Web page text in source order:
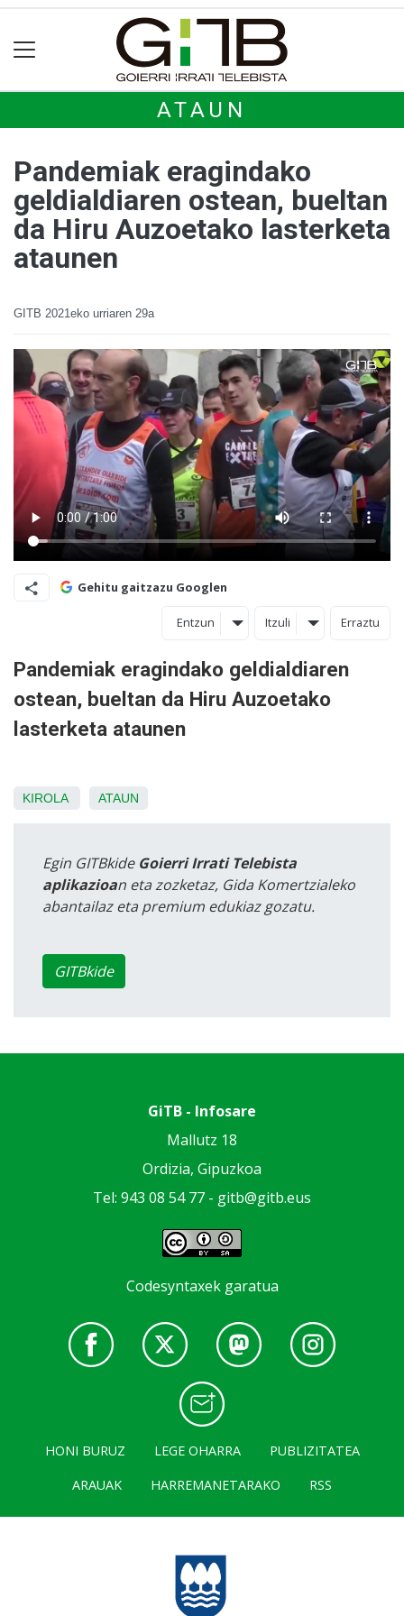
ATAUN
Pandemiak eragindako
geldialdiaren ostean, bueltan
da Hiru Auzoetako lasterketa
ataunen
GITB 2021eko urriaren 29a
Gehitu gaitzazu Googlen
Entzun Itzuli Erraztu
Pandemiak eragindako geldialdiaren
ostean, bueltan da Hiru Auzoetako
lasterketa ataunen
KIROLA ATAUN
Egin GITBkide Goierri Irrati Telebista
aplikazioan eta zozketaz, Gida Komertzialeko
abantailaz eta premium edukiaz gozatu.
GITBkide
GiTB - Infosare
Mallutz 18
Ordizia, Gipuzkoa
Tel: 943 08 54 77 - gitb@gitb.eus
Codesyntaxek garatua
HONI BURUZ LEGE OHARRA
PUBLIZITATEA
ARAUAK
HARREMANETARAKO RSS